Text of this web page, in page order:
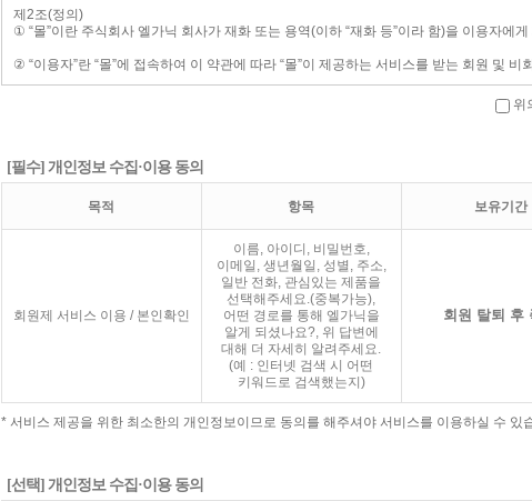
위
[필수] 개인정보 수집·이용 동의
목적 항목 보유기간
회원제 서비스 이용 / 본인확인
이름, 아이디, 비밀번호,
이메일, 생년월일, 성별, 주소,
일반 전화, 관심있는 제품을
선택해주세요.(중복가능),
어떤 경로를 통해 엘가닉을
알게 되셨나요?, 위 답변에
대해 더 자세히 알려주세요.
(예 : 인터넷 검색 시 어떤
키워드로 검색했는지)
회원 탈퇴 후
* 서비스 제공을 위한 최소한의 개인정보이므로 동의를 해주셔야 서비스를 이용하실 수 있
[선택] 개인정보 수집·이용 동의